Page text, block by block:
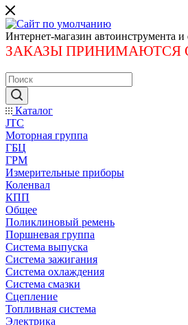
Интернет-магазин автоинструмента и
ЗАКАЗЫ ПРИНИМАЮТСЯ
Каталог
JTC
Моторная группа
ГБЦ
ГРМ
Измерительные приборы
Коленвал
КПП
Общее
Поликлиновый ремень
Поршневая группа
Система выпуска
Система зажигания
Система охлаждения
Система смазки
Сцепление
Топливная система
Электрика